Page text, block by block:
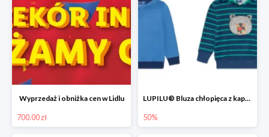
Wyprzedaż i obniżka cen w Lidlu
700.00 zł
LUPILU® Bluza chłopięca z kapturem
50%